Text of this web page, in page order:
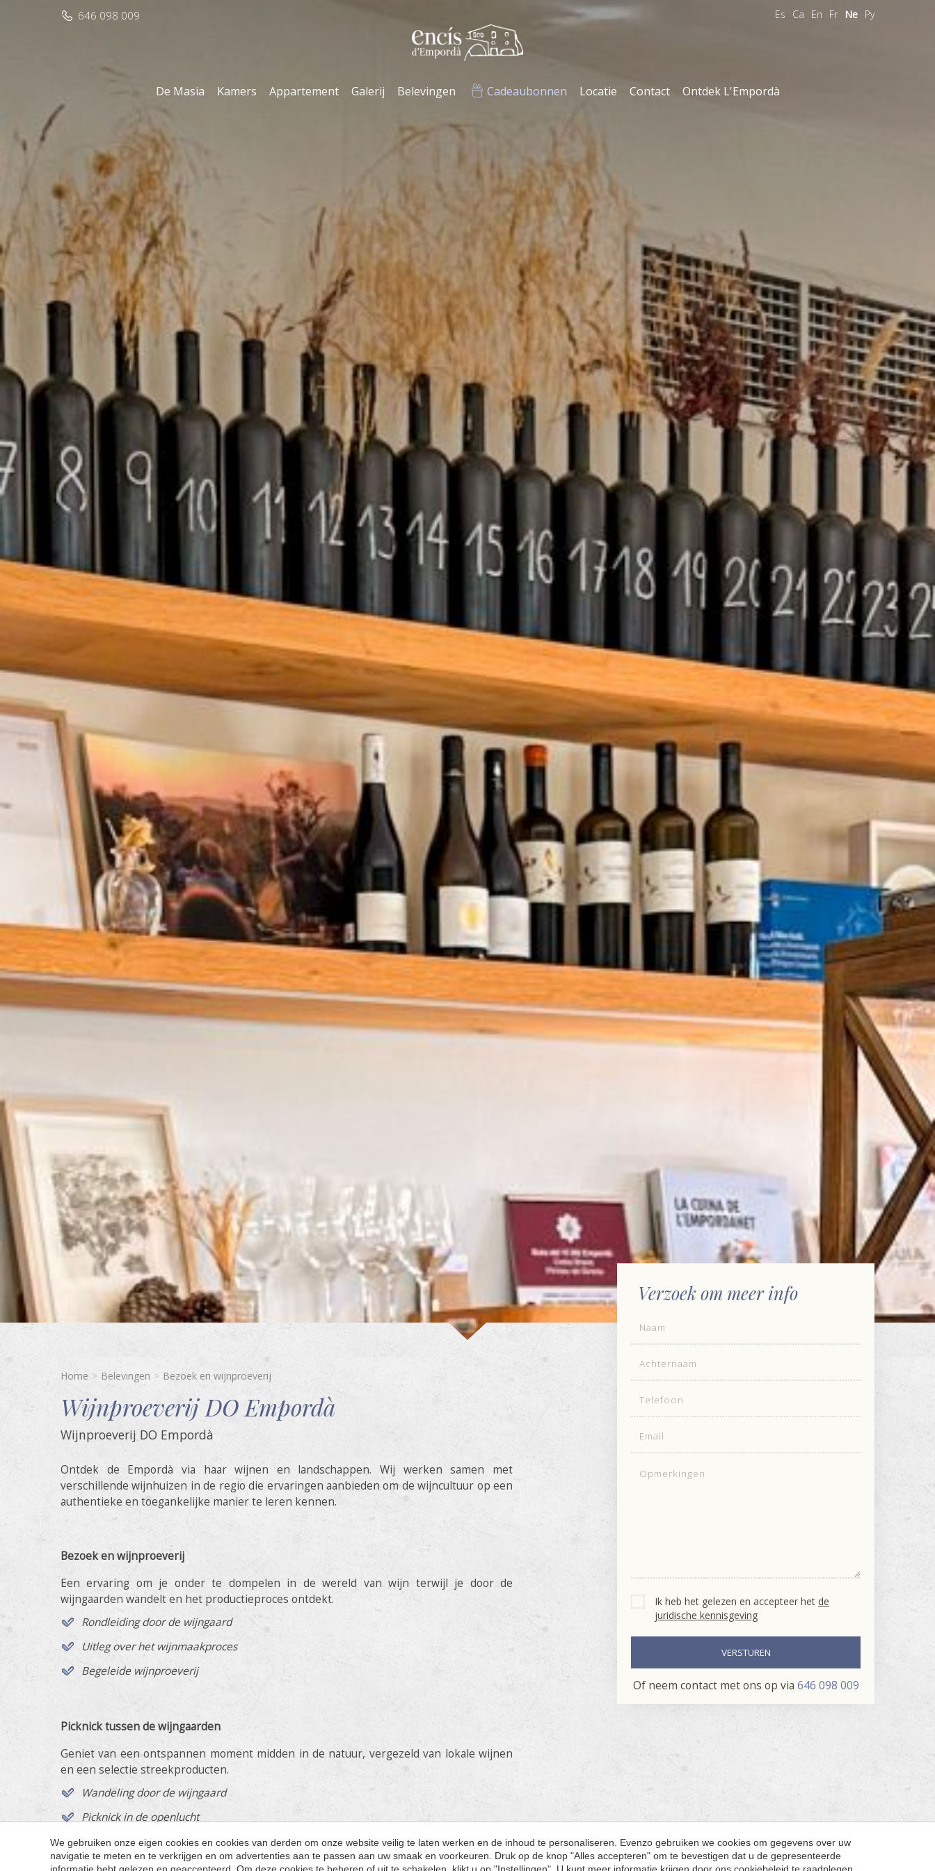
646 098 009 Es Ca En Fr Ne Ру
De Masia Kamers Appartement Galerij Belevingen Cadeaubonnen Locatie Contact Ontdek L'Empordà
Home Belevingen Bezoek en wijnproeverij
Wijnproeverij DO Empordà
Wijnproeverij DO Empordà
Ontdek de Empordà via haar wijnen en landschappen. Wij werken samen met
verschillende wijnhuizen in de regio die ervaringen aanbieden om de wijncultuur op een
authentieke en toegankelijke manier te leren kennen.
Bezoek en wijnproeverij
Een ervaring om je onder te dompelen in de wereld van wijn terwijl je door de
wijngaarden wandelt en het productieproces ontdekt.
Rondleiding door de wijngaard
Uitleg over het wijnmaakproces
Begeleide wijnproeverij
Picknick tussen de wijngaarden
Geniet van een ontspannen moment midden in de natuur, vergezeld van lokale wijnen
en een selectie streekproducten.
Wandeling door de wijngaard
Picknick in de openlucht
Lokale wijnen
Unieke omgeving tussen de wijngaarden
Verzoek om meer info
Ik heb het gelezen en accepteer het de
juridische kennisgeving
VERSTUREN
Of neem contact met ons op via 646 098 009
We gebruiken onze eigen cookies en cookies van derden om onze website veilig te laten werken en de inhoud te personaliseren. Evenzo gebruiken we cookies om gegevens over uw
navigatie te meten en te verkrijgen en om advertenties aan te passen aan uw smaak en voorkeuren. Druk op de knop "Alles accepteren" om te bevestigen dat u de gepresenteerde
Cookies wijzigen
Technisch en functioneel
Altijd actief
Deze website gebruikt eigen cookies om informatie te verzamelen om onze
dienstverlening te verbeteren. Als u doorgaat met browsen, accepteert u hun
installatie. De gebruiker heeft de mogelijkheid om zijn browser te configureren en,
indien hij dat wenst, te voorkomen dat ze op zijn harde schijf worden geïnstalleerd,
hoewel hij er rekening mee moet houden dat een dergelijke actie moeilijkheden kan
veroorzaken bij het navigeren op de website.
Analyse en personalisatie
Ze laten toe het gedrag van de gebruikers van deze website te volgen en te
analyseren. De informatie die via dit type cookies wordt verzameld, wordt gebruikt om
de activiteit van het web te meten voor het opstellen van gebruikersnavigatieprofielen
om verbeteringen door te voeren op basis van de analyse van de gebruiksgegevens
die door de gebruikers van de service zijn gemaakt. Ze stellen ons in staat om de
voorkeursinformatie van de gebruiker op te slaan om de kwaliteit van onze diensten te
verbeteren en om een ​​betere ervaring te bieden door middel van aanbevolen
Marketing en reclame
Deze cookies worden gebruikt om informatie op te slaan over de voorkeuren en
persoonlijke keuzes van de gebruiker door het voortdurend observeren van hun
surfgedrag. Dankzij hen kunnen we het surfgedrag op de website kennen en
advertenties weergeven die verband houden met het browseprofiel van de gebruiker.
Configuratie opslaan Alles accepteren